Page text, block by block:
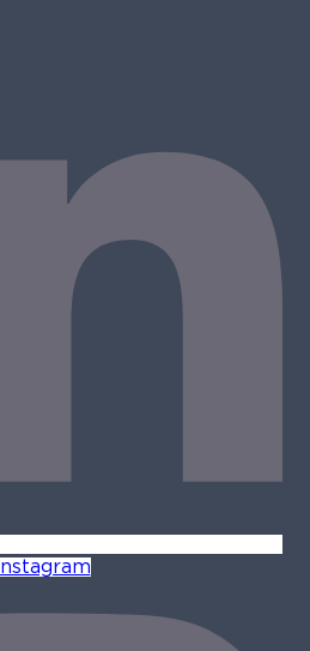
Instagram